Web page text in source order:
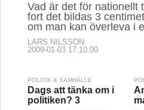
Vad är det för nationellt
fort det bildas 3
om man kan överleva i
LARS NILSSON
2009-01-03 17:10:00
POLITIK & SAMHÄLLE
Dags att tänka om i
politiken? 3